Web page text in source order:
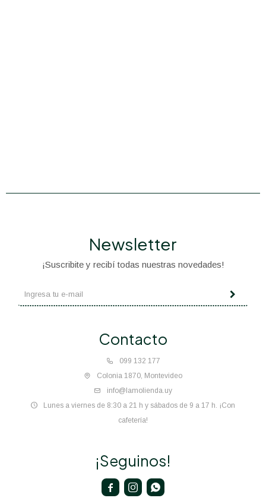
Contacto
099 132 177
Colonia 1870, Montevideo
info@lamolienda.uy
Lunes a viernes de 8:30 a 21 h y sábados de 9 a 17 h. ¡Con
cafetería!
Newsletter
¡Suscribite y recibí todas nuestras novedades!
¡Seguinos!
  